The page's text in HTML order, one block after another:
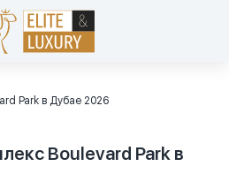
Park в Дубае 2026
Boulevard Park в